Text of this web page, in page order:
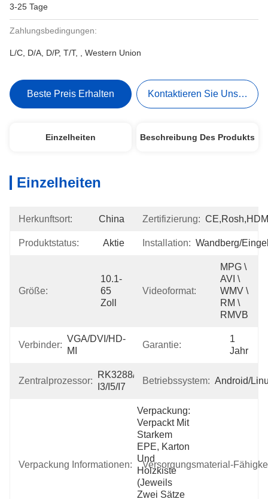
3-25 Tage
Zahlungsbedingungen:
L/C, D/A, D/P, T/T, , Western Union
Beste Preis Erhalten Kontaktieren Sie Uns Jetzt
Einzelheiten Beschreibung Des Produkts
Einzelheiten
Herkunftsort: China Zertifizierung:
Produktstatus: Aktie Installation: Wandberg/
Größe:
10.1-
65
Zoll
Videoformat:
MPG \
AVI \
WMV \
RM \
RMVB
Verbinder:
VGA/DVI/HD-
MI
Garantie:
1
Jahr
Zentralprozessor:
RK3288/x86
I3/i5/i7
Betriebssystem: Android/
Verpackung Informationen:
Verpackung:
Verpackt Mit
Starkem
EPE, Karton
Und
Holzkiste
(jeweils
Zwei Sätze
Versorgungsmaterial-